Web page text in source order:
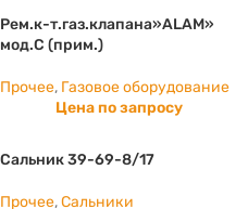
Рем.к-т.газ.клапана»ALAM»
мод.С (прим.)
Прочее, Газовое оборудование
Цена по запросу
Сальник 39-69-8/17
Прочее,Сальники